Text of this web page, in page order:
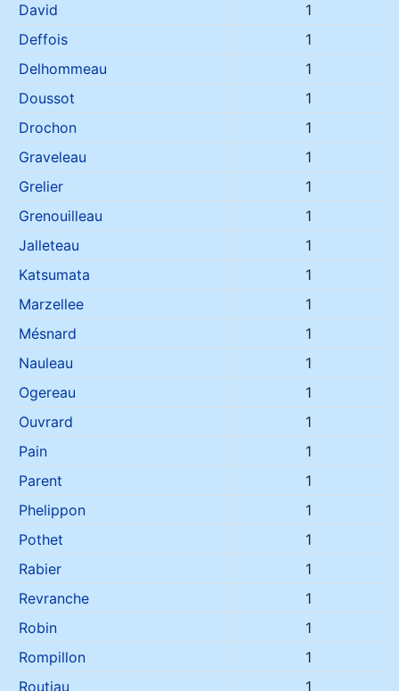
David
1
Deffois
1
Delhommeau
1
Doussot
1
Drochon
1
Graveleau
1
Grelier
1
Grenouilleau
1
Jalleteau
1
Katsumata
1
Marzellee
1
Mésnard
1
Nauleau
1
Ogereau
1
Ouvrard
1
Pain
1
Parent
1
Phelippon
1
Pothet
1
Rabier
1
Revranche
1
Robin
1
Rompillon
1
Routiau
1